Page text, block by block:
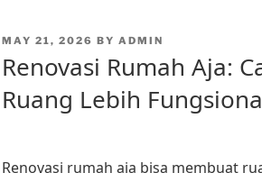
POSTED
MAY 21, 2026 BY ADMIN
Renovasi Rumah Aja:
Ruang Lebih
Renovasi rumah aja bisa membuat